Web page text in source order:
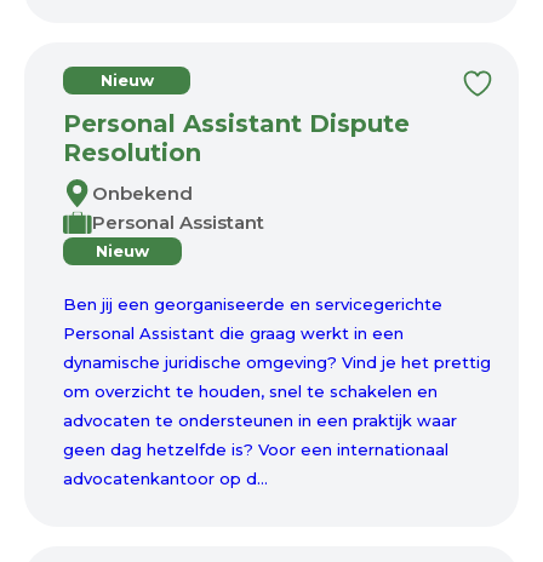
Nieuw
Personal Assistant Dispute
Resolution
Onbekend
Personal Assistant
Nieuw
Ben jij een georganiseerde en servicegerichte
Personal Assistant die graag werkt in een
dynamische juridische omgeving? Vind je het prettig
om overzicht te houden, snel te schakelen en
advocaten te ondersteunen in een praktijk waar
geen dag hetzelfde is? Voor een internationaal
advocatenkantoor op d...